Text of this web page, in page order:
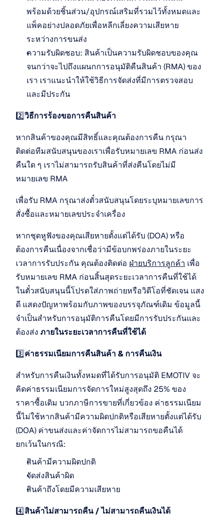
พร้อมด้วยชิ้นส่วน/อุปกรณ์เสริมที่รวมไว้ทั้งหมดและ
แพ็คอย่างปลอดภัยเพื่อหลีกเลี่ยงความเสียหาย
ระหว่างการขนส่ง
ความรับผิดชอบ: สินค้าเป็นความรับผิดชอบของคุณ
จนกว่าจะไปถึงแผนกการอนุมัติคืนสินค้า (RMA) ของ
เรา เราแนะนำให้ใช้วิธีการจัดส่งที่มีการตรวจสอบ
และมีประกัน
2️⃣วิธีการร้องขอการคืนสินค้า
หากสินค้าของคุณมีสิทธิ์และคุณต้องการคืน กรุณา
ติดต่อทีมสนับสนุนของเราเพื่อรับหมายเลข RMA ก่อนส่ง
คืนใด ๆ เราไม่สามารถรับสินค้าที่ส่งคืนโดยไม่มี
หมายเลข RMA
เพื่อรับ RMA กรุณาส่งตั๋วสนับสนุนโดยระบุหมายเลขการ
สั่งซื้อและหมายเลขประจำเครื่อง
หากชุดหูฟังของคุณเสียหายตั้งแต่ได้รับ (DOA) หรือ
ต้องการคืนเนื่องจากเชื่อว่ามีข้อบกพร่องภายในระยะ
เวลาการรับประกัน คุณต้องติดต่อ ฝ่ายบริการลูกค้า เพื่อ
รับหมายเลข RMA ก่อนสิ้นสุดระยะเวลาการคืนที่ใช้ได้
ในตั๋วสนับสนุนนี้โปรดใส่ภาพถ่ายหรือวิดีโอที่ชัดเจน แสง
ดี แสดงปัญหาพร้อมกับภาพของบรรจุภัณฑ์เดิม ข้อมูลนี้
จำเป็นสำหรับการอนุมัติการคืนโดยมีการรับประกันและ
ต้องส่ง ภายในระยะเวลาการคืนที่ใช้ได้
3️⃣ค่าธรรมเนียมการคืนสินค้า & การคืนเงิน
สำหรับการคืนเงินทั้งหมดที่ได้รับการอนุมัติ EMOTIV จะ
คิดค่าธรรมเนียมการจัดการใหม่สูงสุดถึง 25% ของ
ราคาซื้อเดิม บวกภาษีการขายที่เกี่ยวข้อง ค่าธรรมเนียม
นี้ไม่ใช้หากสินค้ามีความผิดปกติหรือเสียหายตั้งแต่ได้รับ
(DOA) ค่าขนส่งและค่าจัดการไม่สามารถขอคืนได้
ยกเว้นในกรณี:
สินค้ามีความผิดปกติ
จัดส่งสินค้าผิด
สินค้าถึงโดยมีความเสียหาย
4️⃣สินค้าไม่สามารถคืน / ไม่สามารถคืนเงินได้